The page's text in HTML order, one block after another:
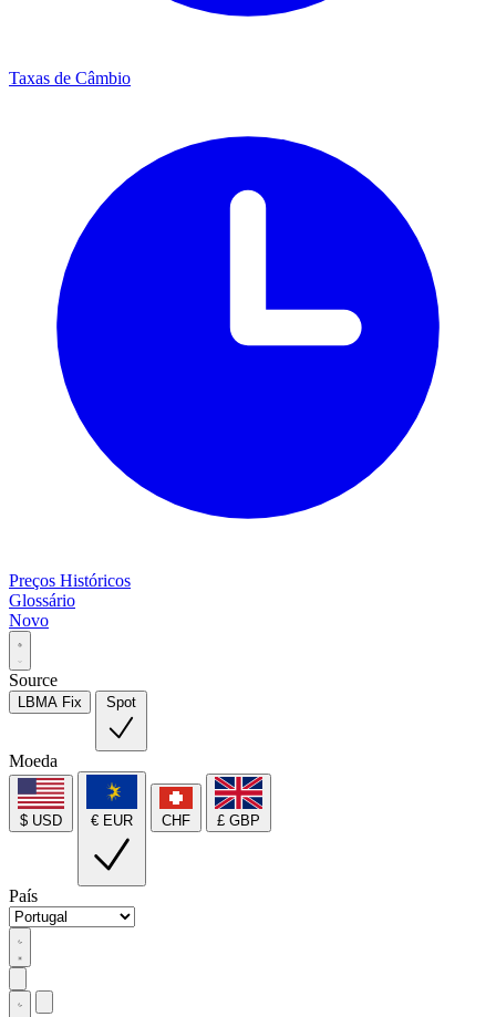
Taxas de Câmbio
Preços Históricos
Glossário
Novo
Source
LBMA Fix Spot
Moeda
$ USD € EUR CHF £ GBP
País